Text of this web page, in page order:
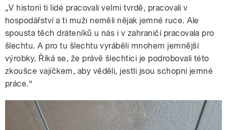
„V historii ti lidé pracovali velmi tvrdě, pracovali v
hospodářství a ti muži neměli nějak jemné ruce. Ale
spousta těch dráteníků u nás i v zahraničí pracovala pro
šlechtu. A pro tu šlechtu vyráběli mnohem jemnější
výrobky. Říká se, že právě šlechtici je podrobovali této
zkoušce vajíčkem, aby věděli, jestli jsou schopni jemné
práce.“